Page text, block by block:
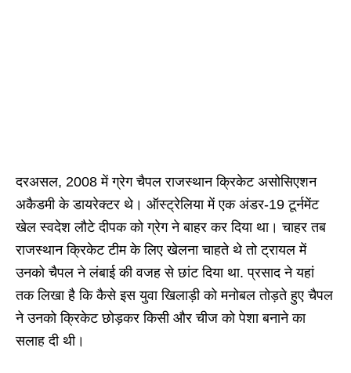
दरअसल, 2008 में ग्रेग चैपल राजस्थान क्रिकेट असोसिएशन
अकैडमी के डायरेक्टर थे। ऑस्ट्रेलिया में एक अंडर-19 टूर्नमेंट
खेल स्वदेश लौटे दीपक को ग्रेग ने बाहर कर दिया था। चाहर तब
राजस्थान क्रिकेट टीम के लिए खेलना चाहते थे तो ट्रायल में
उनको चैपल ने लंबाई की वजह से छांट दिया था. प्रसाद ने यहां
तक लिखा है कि कैसे इस युवा खिलाड़ी को मनोबल तोड़ते हुए चैपल
ने उनको क्रिकेट छोड़कर किसी और चीज को पेशा बनाने का
सलाह दी थी।